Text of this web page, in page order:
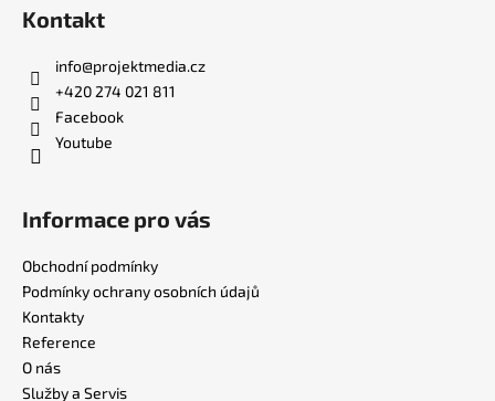
Kontakt
info@projektmedia.cz
+420 274 021 811
Facebook
Youtube
Informace pro vás
Obchodní podmínky
Podmínky ochrany osobních údajů
Kontakty
Reference
O nás
Služby a Servis